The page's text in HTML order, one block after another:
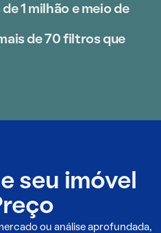
1 milhão e meio de
de 70 filtros que
seu imóvel
ou análise aprofundada,